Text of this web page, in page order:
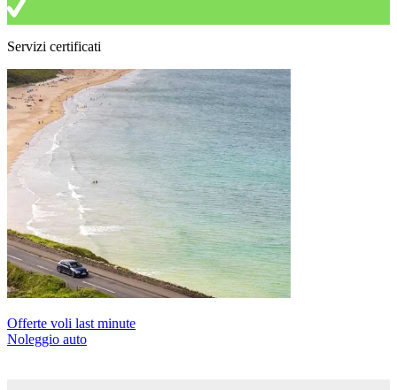
Servizi certificati
Offerte voli last minute
Noleggio auto